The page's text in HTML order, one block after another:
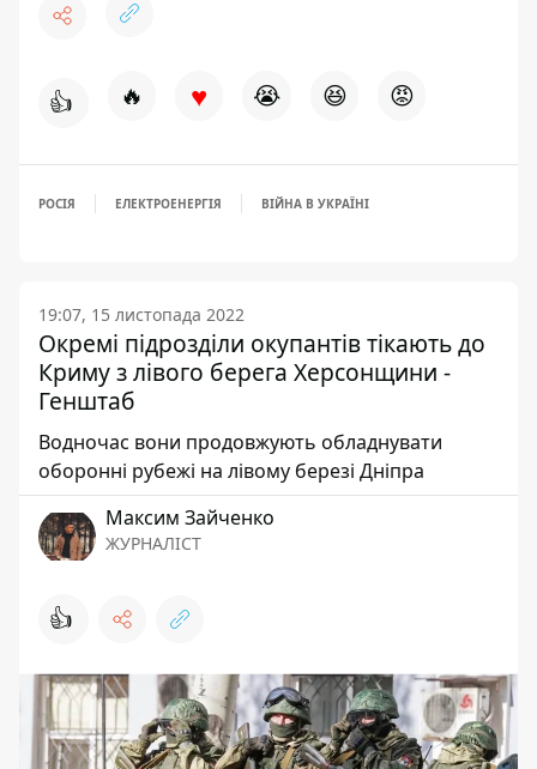
👍 🔥 ♥ 😭 😆 😡
РОСІЯ ЕЛЕКТРОЕНЕРГІЯ ВІЙНА В УКРАЇНІ
19:07, 15 листопада 2022
Окремі підрозділи окупантів тікають до
Криму з лівого берега Херсонщини -
Генштаб
Водночас вони продовжують обладнувати
оборонні рубежі на лівому березі Дніпра
Максим Зайченко
ЖУРНАЛІСТ
👍